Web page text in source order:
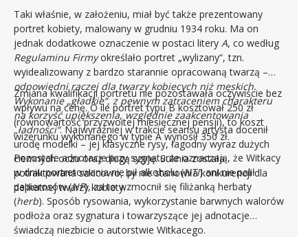
Taki właśnie, w założeniu, miał być także prezentowany
portret kobiety, malowany w grudniu 1934 roku. Ma on
jednak dodatkowe oznaczenie w postaci litery A, co według
Regulaminu Firmyokreślało portret „wylizany“, tzn.
wyidealizowany z bardzo starannie opracowaną twarzą –
odpowiedni raczej dla twarzy kobiecych niż męskich.
Wykonanie „gładkie“, z pewnym zatraceniem charakteru
na korzyść upiększenia, względnie zaakcentowania
„ładności“. Najwyraźniej w trakcie seansu artysta docenił
urodę modelki – jej klasyczne rysy, łagodny wyraz dużych
ciemnych oczu oraz długą szyję. Suknia została
potraktowana szkicowo, by nie stanowiła konkurencji dla
delikatnej twarzy kobiety.
Zmiana kwalifikacji portretu nie pozostawała oczywiście bez
wpływu na cenę. O ile portret typu B kosztował 250 zł
(równowartość przyzwoitej miesięcznej pensji), to koszt
wizerunku wykonanego w typie A wynosił 350 zł.
Pozostałe adnotacje przy sygnaturze oznaczają, że Witkacy
w dniu portretowania nie pił alkoholu (NTI) ani nie palił
papierosów (NP), za to wzmocnił się filiżanką herbaty
(herb). Sposób rysowania, wykorzystanie barwnych walorów
podłoża oraz sygnatura i towarzyszące jej adnotacje
świadczą niezbicie o autorstwie Witkacego.